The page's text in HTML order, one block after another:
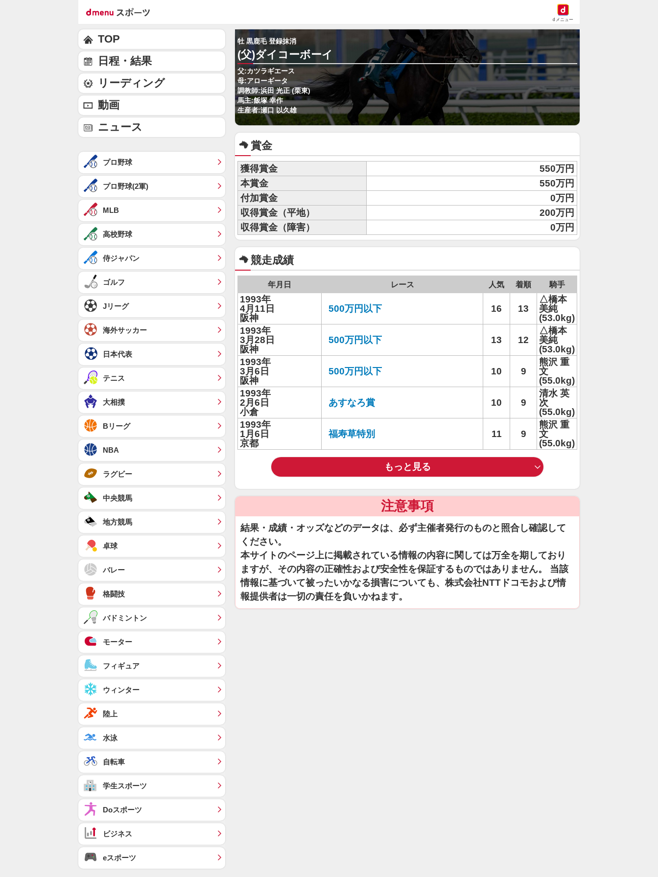
dメニュー
牡 黒鹿毛 登録抹消
(父)ダイコーボーイ
父:カツラギエース
母:アローギータ
調教師:浜田 光正 (栗東)
馬主:飯塚 幸作
生産者:瀬口 以久雄
賞金
獲得賞金
550万円
本賞金
550万円
付加賞金
0万円
収得賞金（平地）
200万円
収得賞金（障害）
0万円
競走成績
年月日 レース 人気 着順 騎手
1993年
4月11日
阪神
500万円以下 16 13
△橋本
美純
(53.0kg)
1993年
3月28日
阪神
500万円以下 13 12
△橋本
美純
(53.0kg)
1993年
3月6日
阪神
500万円以下 10 9
熊沢 重
文
(55.0kg)
1993年
2月6日
小倉
あすなろ賞 10 9
清水 英
次
(55.0kg)
1993年
1月6日
京都
福寿草特別 11 9
熊沢 重
文
(55.0kg)
もっと見る
注意事項
結果・成績・オッズなどのデータは、必ず主催者発行のものと照合し確認して
ください。
本サイトのページ上に掲載されている情報の内容に関しては万全を期しており
ますが、その内容の正確性および安全性を保証するものではありません。 当該
情報に基づいて被ったいかなる損害についても、株式会社NTTドコモおよび情
報提供者は一切の責任を負いかねます。
TOP
日程・結果
リーディング
動画
ニュース
プロ野球
プロ野球(2軍)
MLB
高校野球
侍ジャパン
ゴルフ
Jリーグ
海外サッカー
日本代表
テニス
大相撲
Bリーグ
NBA
ラグビー
中央競馬
地方競馬
卓球
バレー
格闘技
バドミントン
モーター
フィギュア
ウィンター
陸上
水泳
自転車
学生スポーツ
Doスポーツ
ビジネス
eスポーツ